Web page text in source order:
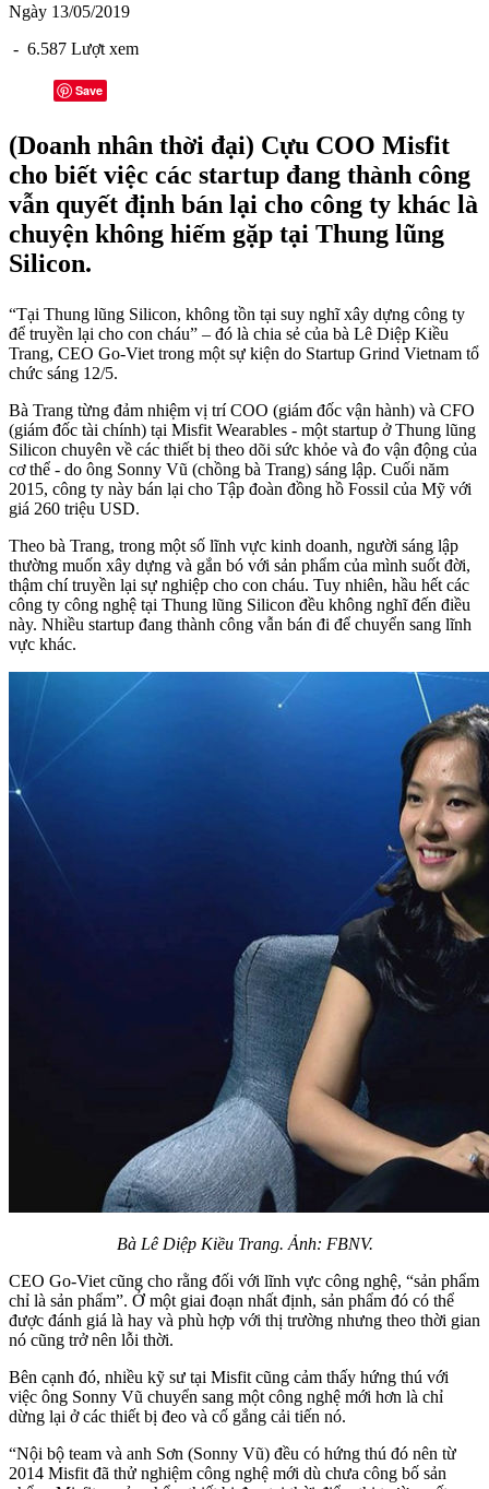
Ngày 13/05/2019
- 6.587 Lượt xem
Save
(Doanh nhân thời đại) Cựu COO Misfit
cho biết việc các startup đang thành công
vẫn quyết định bán lại cho công ty khác là
chuyện không hiếm gặp tại Thung lũng
Silicon.
“Tại Thung lũng Silicon, không tồn tại suy nghĩ xây dựng công ty
để truyền lại cho con cháu” – đó là chia sẻ của bà Lê Diệp Kiều
Trang, CEO Go-Viet trong một sự kiện do Startup Grind Vietnam tổ
chức sáng 12/5.
Bà Trang từng đảm nhiệm vị trí COO (giám đốc vận hành) và CFO
(giám đốc tài chính) tại Misfit Wearables - một startup ở Thung lũng
Silicon chuyên về các thiết bị theo dõi sức khỏe và đo vận động của
cơ thể - do ông Sonny Vũ (chồng bà Trang) sáng lập. Cuối năm
2015, công ty này bán lại cho Tập đoàn đồng hồ Fossil của Mỹ với
giá 260 triệu USD.
Theo bà Trang, trong một số lĩnh vực kinh doanh, người sáng lập
thường muốn xây dựng và gắn bó với sản phẩm của mình suốt đời,
thậm chí truyền lại sự nghiệp cho con cháu. Tuy nhiên, hầu hết các
công ty công nghệ tại Thung lũng Silicon đều không nghĩ đến điều
này. Nhiều startup đang thành công vẫn bán đi để chuyển sang lĩnh
vực khác.
Bà Lê Diệp Kiều Trang. Ảnh: FBNV.
CEO Go-Viet cũng cho rằng đối với lĩnh vực công nghệ, “sản phẩm
chỉ là sản phẩm”. Ở một giai đoạn nhất định, sản phẩm đó có thể
được đánh giá là hay và phù hợp với thị trường nhưng theo thời gian
nó cũng trở nên lỗi thời.
Bên cạnh đó, nhiều kỹ sư tại Misfit cũng cảm thấy hứng thú với
việc ông Sonny Vũ chuyển sang một công nghệ mới hơn là chỉ
dừng lại ở các thiết bị đeo và cố gắng cải tiến nó.
“Nội bộ team và anh Sơn (Sonny Vũ) đều có hứng thú đó nên từ
2014 Misfit đã thử nghiệm công nghệ mới dù chưa công bố sản